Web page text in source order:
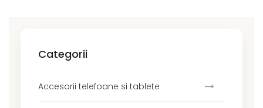
Categorii
Accesorii telefoane si tablete